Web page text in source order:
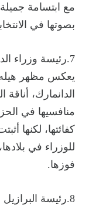
مع ابتسامة
بصوتها في
7.رئيسة وزراء الدانمارك
يعكس مظهر
الدانمارك،
منافسيها في
كفائتها، لكنها
للوزراء في
فوزها.
8.رئيسة البرازيل